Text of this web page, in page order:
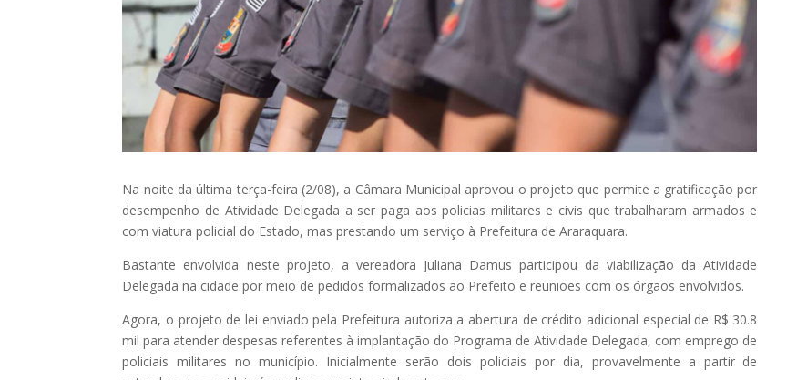
Na noite da última terça-feira (2/08), a Câmara Municipal aprovou o projeto que permite a gratificação por
desempenho de Atividade Delegada a ser paga aos policias militares e civis que trabalharam armados e
com viatura policial do Estado, mas prestando um serviço à Prefeitura de Araraquara.
Bastante envolvida neste projeto, a vereadora Juliana Damus participou da viabilização da Atividade
Delegada na cidade por meio de pedidos formalizados ao Prefeito e reuniões com os órgãos envolvidos.
Agora, o projeto de lei enviado pela Prefeitura autoriza a abertura de crédito adicional especial de R$ 30.8
mil para atender despesas referentes à implantação do Programa de Atividade Delegada, com emprego de
policiais militares no município. Inicialmente serão dois policiais por dia, provavelmente a partir de